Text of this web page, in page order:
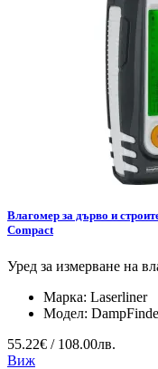
Влагомер за дърво и
Compact
Уред за измерване на
Марка: Laserliner
Модел:
55.22€ / 108.00лв.
Виж